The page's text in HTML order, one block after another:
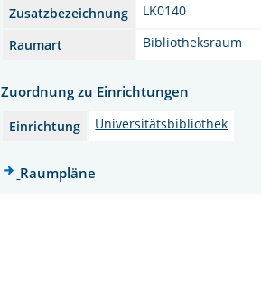
Zusatzbezeichnung
LK0140
Raumart
Bibliotheksraum
Zuordnung zu Einrichtungen
Einrichtung Universitätsbibliothek
Raumpläne